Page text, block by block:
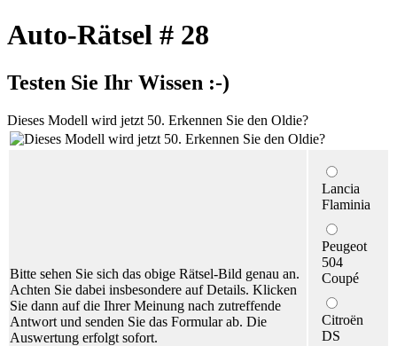
Auto-Rätsel # 28
Testen Sie Ihr Wissen :-)
Dieses Modell wird jetzt 50. Erkennen Sie den Oldie?
Bitte sehen Sie sich das obige Rätsel-Bild genau an.
Achten Sie dabei insbesondere auf Details. Klicken
Sie dann auf die Ihrer Meinung nach zutreffende
Antwort und senden Sie das Formular ab. Die
Auswertung erfolgt sofort.
Lancia
Flaminia
Peugeot
504
Coupé
Citroën
DS